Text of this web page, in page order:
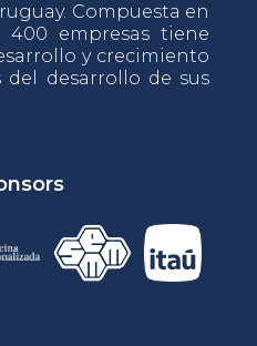
Compuesta en
empresas tiene
y crecimiento
del desarrollo de sus